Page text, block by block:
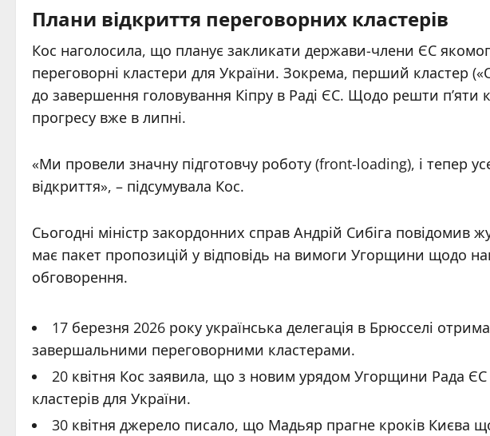
Плани відкриття переговорних кластерів
Кос наголосила, що планує закликати держави-члени ЄС
переговорні кластери для України. Зокрема, перший кластер
до завершення головування Кіпру в Раді ЄС. Щодо решти п’яти
прогресу вже в липні.
«Ми провели значну підготовчу роботу (front-loading), і тепер
відкриття», – підсумувала Кос.
Сьогодні міністр закордонних справ Андрій Сибіга повідомив
має пакет пропозицій у відповідь на вимоги Угорщини щодо
обговорення.
17 березня 2026 року українська делегація в Брюсселі
завершальними переговорними кластерами.
20 квітня Кос заявила, що з новим урядом Угорщини Рада ЄС
кластерів для України.
30 квітня джерело писало, що Мадьяр прагне кроків Києва